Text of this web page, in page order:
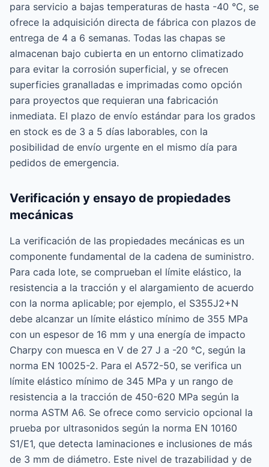
para servicio a bajas temperaturas de hasta -40 °C, se
ofrece la adquisición directa de fábrica con plazos de
entrega de 4 a 6 semanas. Todas las chapas se
almacenan bajo cubierta en un entorno climatizado
para evitar la corrosión superficial, y se ofrecen
superficies granalladas e imprimadas como opción
para proyectos que requieran una fabricación
inmediata. El plazo de envío estándar para los grados
en stock es de 3 a 5 días laborables, con la
posibilidad de envío urgente en el mismo día para
pedidos de emergencia.
Verificación y ensayo de propiedades
mecánicas
La verificación de las propiedades mecánicas es un
componente fundamental de la cadena de suministro.
Para cada lote, se comprueban el límite elástico, la
resistencia a la tracción y el alargamiento de acuerdo
con la norma aplicable; por ejemplo, el S355J2+N
debe alcanzar un límite elástico mínimo de 355 MPa
con un espesor de 16 mm y una energía de impacto
Charpy con muesca en V de 27 J a -20 °C, según la
norma EN 10025-2. Para el A572-50, se verifica un
límite elástico mínimo de 345 MPa y un rango de
resistencia a la tracción de 450-620 MPa según la
norma ASTM A6. Se ofrece como servicio opcional la
prueba por ultrasonidos según la norma EN 10160
S1/E1, que detecta laminaciones e inclusiones de más
de 3 mm de diámetro. Este nivel de trazabilidad y de